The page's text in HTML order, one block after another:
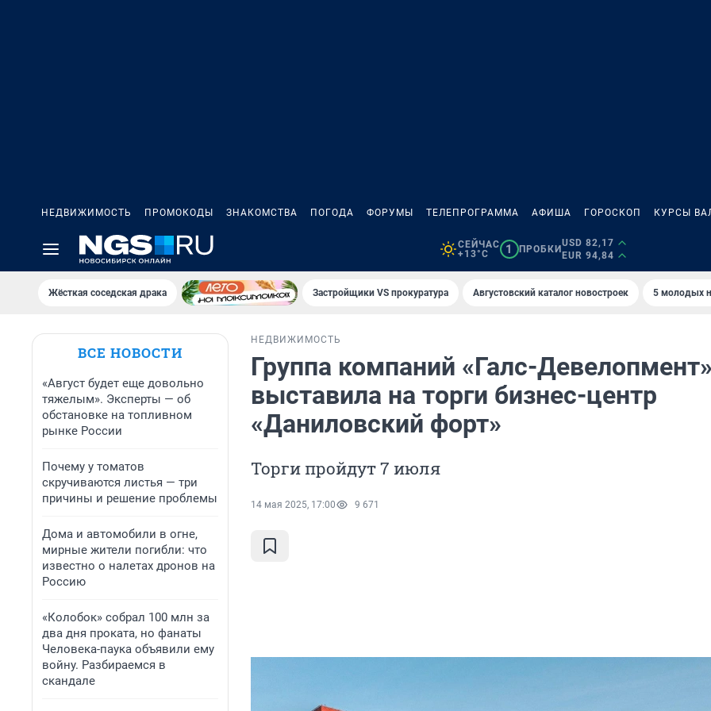
НЕДВИЖИМОСТЬ ПРОМОКОДЫ ЗНАКОМСТВА ПОГОДА ФОРУМЫ ТЕЛЕПРОГРАММА АФИША ГОРОСКОП КУРСЫ
СЕЙЧАС
+13°C
1 ПРОБКИ
USD 82,17
EUR 94,84
Жёсткая соседская драка Застройщики VS прокуратура Августовский каталог новостроек 5 молодых
ВСЕ НОВОСТИ
«Август будет еще довольно
тяжелым». Эксперты — об
обстановке на топливном
рынке России
Почему у томатов
скручиваются листья — три
причины и решение проблемы
Дома и автомобили в огне,
мирные жители погибли: что
известно о налетах дронов на
Россию
«Колобок» собрал 100 млн за
два дня проката, но фанаты
Человека-паука объявили ему
войну. Разбираемся в
скандале
НЕДВИЖИМОСТЬ
Группа компаний «Галс-
выставила на торги бизнес-центр
«Даниловский форт»
Торги пройдут 7 июля
14 мая 2025, 17:00 9 671